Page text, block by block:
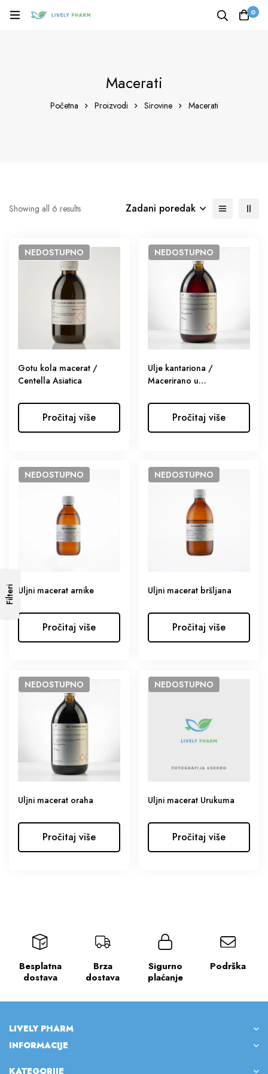
0
Macerati
Početna Proizvodi Sirovine Macerati
Filteri
Showing all 6 results Zadani poredak
NEDOSTUPNO
Gotu kola macerat /
Centella Asiatica
Pročitaj više
NEDOSTUPNO
Ulje kantariona /
Macerirano u
Pročitaj više
NEDOSTUPNO
Uljni macerat arnike
Pročitaj više
NEDOSTUPNO
Uljni macerat bršljana
Pročitaj više
NEDOSTUPNO
Uljni macerat oraha
Pročitaj više
NEDOSTUPNO
Uljni macerat Urukuma
Pročitaj više
Besplatna
dostava
Brza
dostava
Sigurno
plaćanje
Podrška
LIVELY PHARM
INFORMACIJE
KATEGORIJE